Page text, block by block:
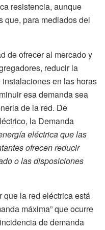
resistencia, aunque
que, para mediados del
de ofrecer al mercado y
reducir la
en las horas
esa demanda sea
de la red. De
la Demanda
eléctrica que las
ofrecen reducir
o las disposiciones
que la red eléctrica está
máxima” que ocurre
de demanda